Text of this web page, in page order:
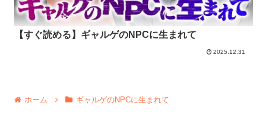
【すぐ読める】ギャルゲのNPCに生まれて
2025.12.31
ホーム ギャルゲのNPCに生まれて